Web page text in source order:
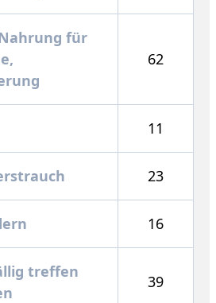
für
62
11
23
16
treffen
39